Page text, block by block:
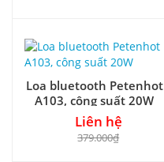
Loa bluetooth Petenhot
A103, công suất 20W
Liên hệ
379.000₫